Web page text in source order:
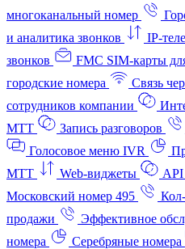
многоканальный номер
и аналитика звонков
IP-
звонков
FMC SIM-карты
городские номера
Связь
сотрудников компании
МТТ
Запись разговоров
Голосовое меню IVR
МТТ
Web-виджеты
Московский номер 495
продажи
Эффективное
номера
Серебряные номера